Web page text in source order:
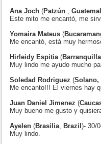
Ana Joch (Patzún
Este mito me encantó, me
Yomaira Mateus (
Me encantó, está muy
Hirleidy Espitia (
Muy lindo me ayudo mucho
Soledad Rodriguez (Solano,
Me encanto!!! El viernes hay
Juan Daniel Jimenez (
Muy bueno me gusto y
Ayelen (Brasilia Brazil )- 30/
Muy lindo.